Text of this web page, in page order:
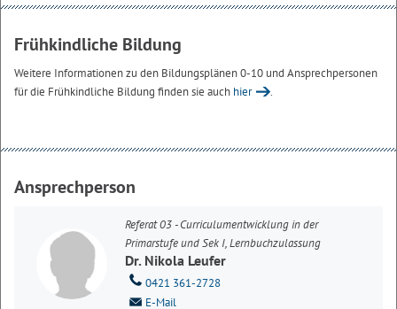
Frühkindliche Bildung
Weitere Informationen zu den Bildungsplänen 0-10 und Ansprechpersonen
für die Frühkindliche Bildung finden sie auch hier .
Ansprechperson
Referat 03 - Curriculumentwicklung in der
Primarstufe und Sek I, Lernbuchzulassung
Dr. Nikola Leufer
0421 361-2728
E-Mail